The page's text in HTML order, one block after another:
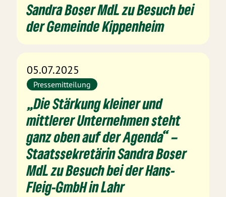
Sandra Boser MdL zu Besuch bei
der Gemeinde Kippenheim
05.07.2025
Pressemitteilung
„Die Stärkung kleiner und
mittlerer Unternehmen steht
ganz oben auf der Agenda“ –
Staatssekretärin Sandra Boser
MdL zu Besuch bei der Hans-
Fleig-GmbH in Lahr